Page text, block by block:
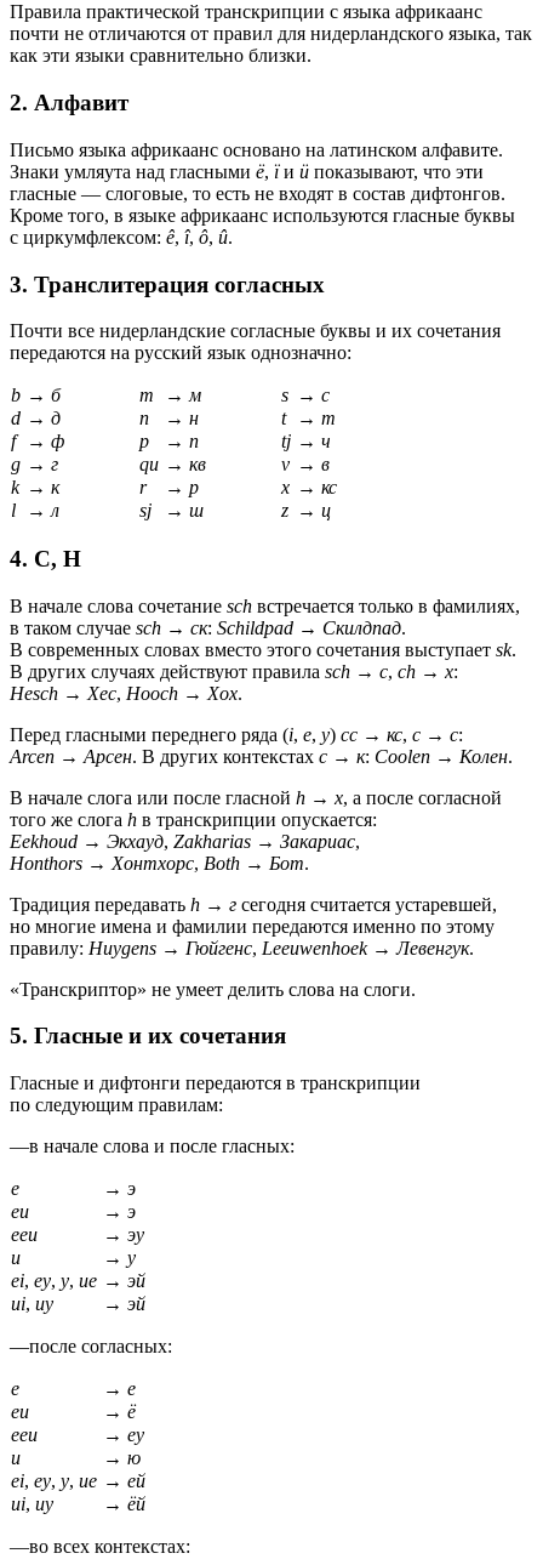
Правила практической транскрипции с языка африкаанс
почти не отличаются от правил для нидерландского языка, так
как эти языки сравнительно близки.
2. Алфавит
Письмо языка африкаанс основано на латинском алфавите.
Знаки умляута над гласными ë, ïи ü показывают, что эти
гласные — слоговые, то есть не входят в состав дифтонгов.
Кроме того, в языке африкаанс используются гласные буквы
с циркумфлексом: ê, î, ô, û.
3. Транслитерация согласных
Почти все нидерландские согласные буквы и их сочетания
передаются на русский язык однозначно:
b → б m → м s → с
d → д n → н t → т
f
→ ф p → п tj → ч
g → г qu → кв v → в
k → к r → р x → кс
l
→ л sj → ш z → ц
4. C, H
В начале слова сочетание sch встречается только в фамилиях,
в таком случае sch → ск: Schildpad → Скилдпад.
В современных словах вместо этого сочетания выступает sk.
В других случаях действуют правила sch → с, ch → х:
Hesch → Хес, Hooch → Хох.
Перед гласными переднего ряда (i, e, y) cc → кс, c → с:
Arcen → Арсен. В других контекстах c → к: Coolen → Колен.
В начале слога или после гласной h → х, а после согласной
того же слога h в транскрипции опускается:
Eekhoud → Экхауд, Zakharias → Закариас,
Honthors → Хонтхорс, Both → Бот.
Традиция передавать h → г сегодня считается устаревшей,
но многие имена и фамилии передаются именно по этому
правилу: Huygens → Гюйгенс, Leeuwenhoek→Левенгук.
«Транскриптор» не умеет делить слова на слоги.
5. Гласные и их сочетания
Гласные и дифтонги передаются в транскрипции
по следующим правилам:
—в начале слова и после гласных:
e → э
eu
→ э
eeu
→ эу
u
→ у
ei, ey, y, ue → эй
ui, uy → эй
—после согласных:
e → е
eu
→ ё
eeu
→ еу
u
→ ю
ei, ey, y, ue → ей
ui, uy → ёй
—во всех контекстах: